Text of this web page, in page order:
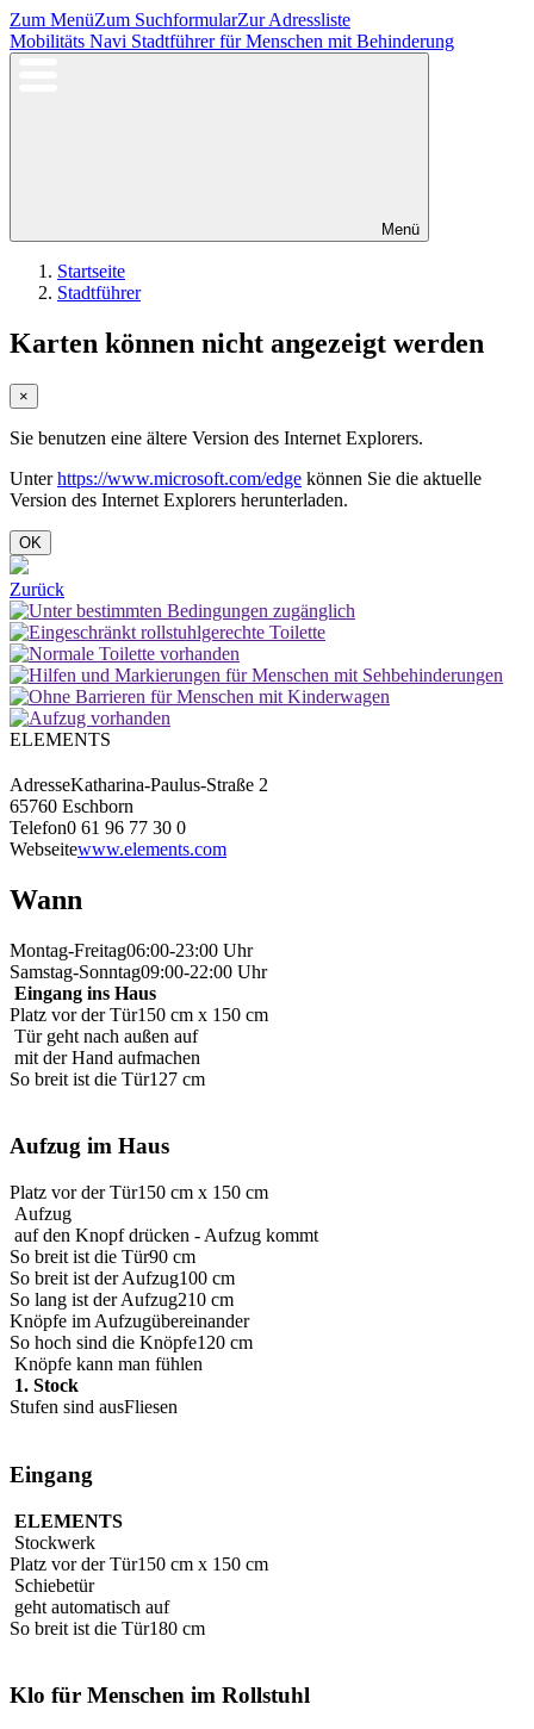
Zum MenüZum SuchformularZur Adressliste
Mobilitäts Navi Stadtführer für Menschen mit Behinderung
Menü
Startseite
Stadtführer
Karten können nicht angezeigt werden
×
Sie benutzen eine ältere Version des Internet Explorers.
Unterhttps://www.microsoft.com/edge können Sie die aktuelle
Version des Internet Explorers herunterladen.
OK
Zurück
ELEMENTS
AdresseKatharina-Paulus-Straße 2
65760 Eschborn
Telefon0 61 96 77 30 0
Webseitewww.elements.com
Wann
Montag-Freitag06:00-23:00 Uhr
Samstag-Sonntag09:00-22:00 Uhr
Eingang ins Haus
Platz vor der Tür150 cm x 150 cm
Tür geht nach außen auf
mit der Hand aufmachen
So breit ist die Tür127 cm
Aufzug im Haus
Platz vor der Tür150 cm x 150 cm
Aufzug
auf den Knopf drücken - Aufzug kommt
So breit ist die Tür90 cm
So breit ist der Aufzug100 cm
So lang ist der Aufzug210 cm
Knöpfe im Aufzugübereinander
So hoch sind die Knöpfe120 cm
Knöpfe kann man fühlen
1. Stock
Stufen sind ausFliesen
Eingang
ELEMENTS
Stockwerk
Platz vor der Tür150 cm x 150 cm
Schiebetür
geht automatisch auf
So breit ist die Tür180 cm
Klo für Menschen im Rollstuhl